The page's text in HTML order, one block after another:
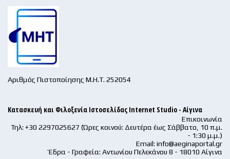
Αριθμός Πιστοποίησης Μ.Η.Τ. 252054
Κατασκευή και Φιλοξενία Ιστοσελίδας Internet Studio - Αίγινα
Επικοινωνία
Τηλ: +30 2297025627 (Ώρες κοινού: Δευτέρα έως Σάββατο, 10 π.μ.
- 1:30 μ.μ.)
Email: info@aeginaportal.gr
Έδρα - Γραφεία: Αντωνίου Πελεκάνου 8 - 18010 Αίγινα